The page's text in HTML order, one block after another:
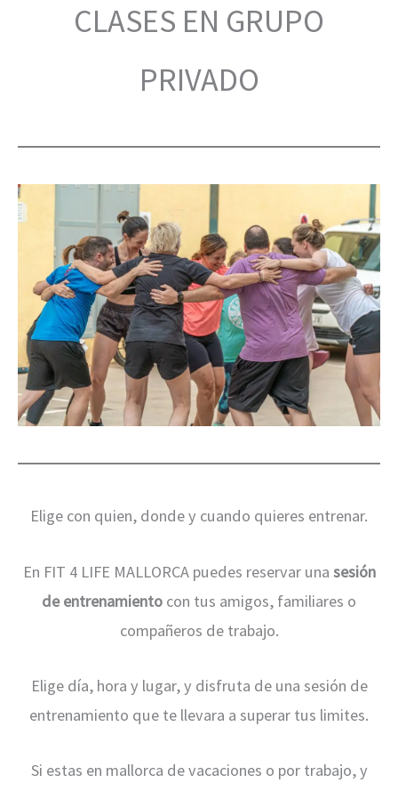
CLASES EN GRUPO
PRIVADO
Elige con quien, donde y cuando quieres entrenar.
En FIT 4 LIFE MALLORCA puedes reservar una sesión
de entrenamiento con tus amigos, familiares o
compañeros de trabajo.
Elige día, hora y lugar, y disfruta de una sesión de
entrenamiento que te llevara a superar tus limites.
Si estas en mallorca de vacaciones o por trabajo, y